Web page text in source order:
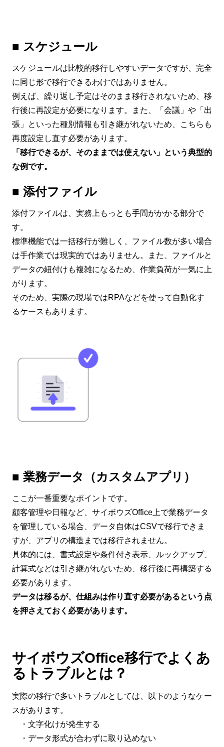
■ スケジュール
スケジュールは比較的移行しやすいデータですが、完全
に同じ形で移行できるわけではありません。
例えば、繰り返し予定はそのまま移行されないため、移
行後に再設定が必要になります。また、「会議」や「出
張」といった種別情報も引き継がれないため、こちらも
再度設定し直す必要があります。
「移行できるが、そのままでは使えない」という典型的
な例です。
■ 添付ファイル
添付ファイルは、実務上もっとも手間がかかる部分で
す。
標準機能では一括移行が難しく、ファイル数が多い場合
は手作業では現実的ではありません。また、ファイルと
データの紐付けも複雑になるため、作業負荷が一気に上
がります。
そのため、実際の現場ではRPAなどを使って自動化す
るケースもあります。
■ 業務データ（カスタムアプリ）
ここが一番重要なポイントです。
顧客管理や日報など、サイボウズOffice上で業務データ
を管理している場合、データ自体はCSVで移行できま
すが、アプリの構造までは移行されません。
具体的には、書式設定や条件付き表示、ルックアップ、
計算式などは引き継がれないため、移行後に再構築する
必要があります。
データは移るが、仕組みは作り直す必要があるという点
を押さえておく必要があります。
サイボウズOffice移行でよくあ
るトラブルとは？
実際の移行で多いトラブルとしては、以下のようなケー
スがあります。
・文字化けが発生する
・データ形式が合わずに取り込めない